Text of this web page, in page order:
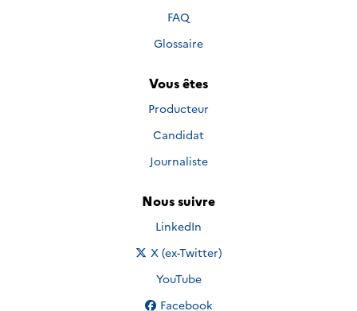
FAQ
Glossaire
Vous êtes
Producteur
Candidat
Journaliste
Nous suivre
Nous suivre sur
LinkedIn
Nous suivre sur
X (ex-Twitter)
Nous suivre sur
YouTube
Nous suivre sur
Facebook